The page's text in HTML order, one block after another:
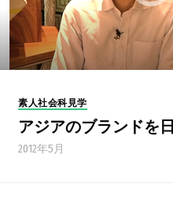
素人社会科見学
アジアのブランドを
2012年5月